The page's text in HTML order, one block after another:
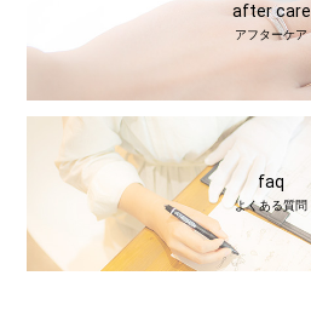
after care
アフターケア
faq
よくある質問